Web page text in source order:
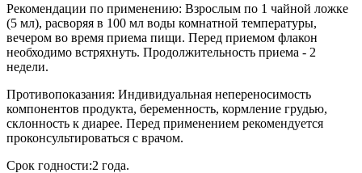
Рекомендации по применению: Взрослым по 1 чайной ложке
(5 мл), расворяя в 100 мл воды комнатной температуры,
вечером во время приема пищи. Перед приемом флакон
необходимо встряхнуть. Продолжительность приема - 2
недели.
Противопоказания: Индивидуальная непереносимость
компонентов продукта, беременность, кормление грудью,
склонность к диарее. Перед применением рекомендуется
проконсультироваться с врачом.
Срок годности:2 года.